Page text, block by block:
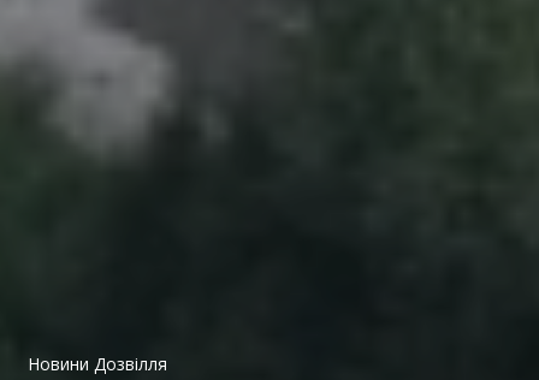
Новини Дозвілля